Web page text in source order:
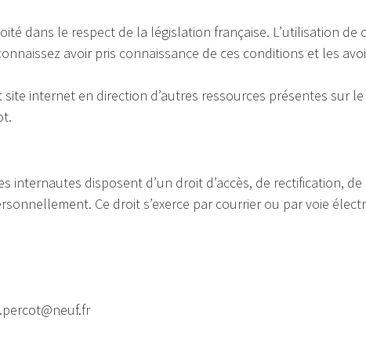
dans le respect de la législation française. L’utilisation de
avoir pris connaissance de ces conditions et les
internet en direction d’autres ressources présentes sur
internautes disposent d’un droit d’accès, de rectification,
Ce droit s’exerce par courrier ou par voie